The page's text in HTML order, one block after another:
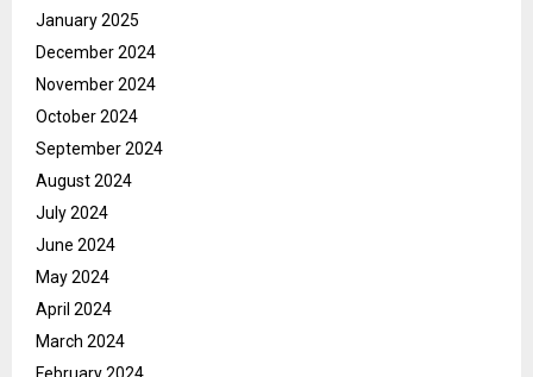
January 2025
December 2024
November 2024
October 2024
September 2024
August 2024
July 2024
June 2024
May 2024
April 2024
March 2024